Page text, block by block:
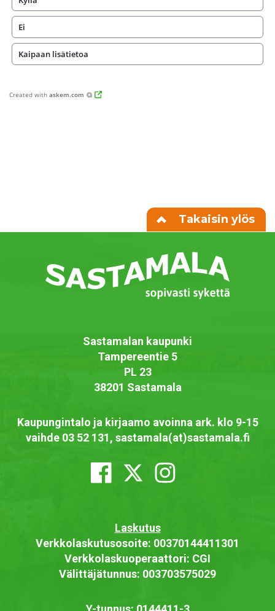
Ei
Kaipaan lisätietoa
Created with askem.com
Takaisin ylös
Sastamalan kaupunki
Tampereentie 5
PL 23
38201 Sastamala
Kaupungintalo ja kirjaamo avoinna ark. klo 9-15
vaihde 03 52 131, sastamala(at)sastamala.fi
Laskutus
Verkkolaskutusosoite: 00370144411301
Verkkolaskuoperaattori: CGI
Välittäjätunnus: 003703575029